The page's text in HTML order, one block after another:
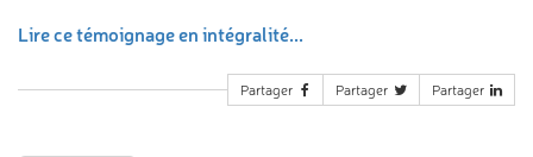
Lire ce témoignage en intégralité...
Partager Partager Partager